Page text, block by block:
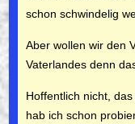
schon schwindelig
Aber wollen wir den
Vater­landes denn
Hoffentlich nicht,
hab ich schon